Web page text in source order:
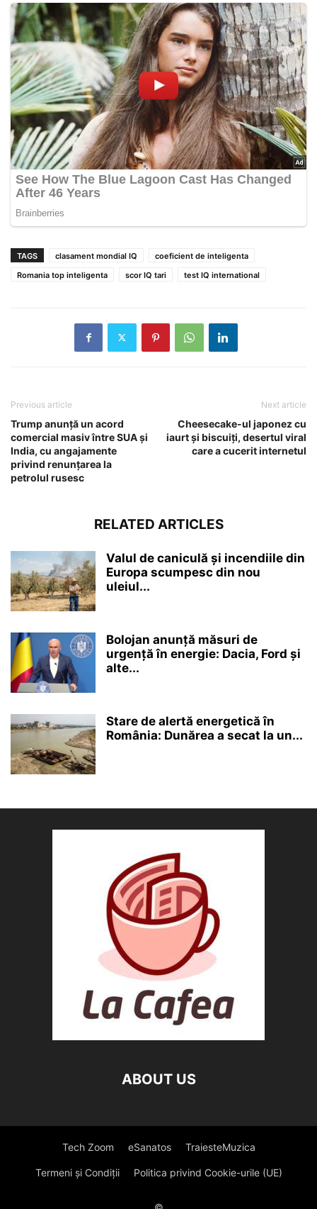
TAGS clasament mondial IQ
coeficient de inteligenta
Romania top inteligenta
scor IQ tari test IQ international
Previous article
Trump anunță un acord
comercial masiv între SUA și
India, cu angajamente
privind renunțarea la
petrolul rusesc
Next article
Cheesecake-ul japonez cu
iaurt și biscuiți, desertul viral
care a cucerit internetul
RELATED ARTICLES
Valul de caniculă și incendiile din
Europa scumpesc din nou
uleiul...
Bolojan anunță măsuri de
urgență în energie: Dacia, Ford și
alte...
Stare de alertă energetică în
România: Dunărea a secat la un...
ABOUT US
Tech Zoom eSanatos TraiesteMuzica
Termeni și Condiții Politica privind Cookie-urile (UE)